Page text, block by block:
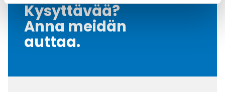
Kysyttävää?
Anna meidän
auttaa.